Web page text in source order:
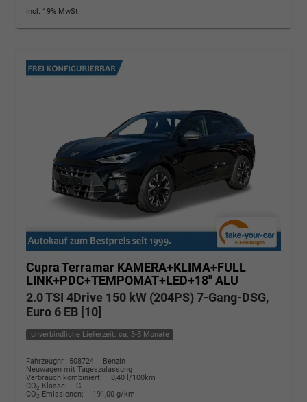
incl. 19% MwSt.
Cupra Terramar KAMERA+KLIMA+FULL
LINK+PDC+TEMPOMAT+LED+18" ALU
2.0 TSI 4Drive 150 kW (204PS) 7-Gang-DSG,
Euro 6 EB [10]
unverbindliche Lieferzeit: ca. 3-5 Monate
Fahrzeugnr.: 508724
Benzin
Neuwagen mit Tageszulassung
Verbrauch kombiniert:
8,40 l/100km
CO2-Klasse:
G
CO2-Emissionen: 191,00 g/km